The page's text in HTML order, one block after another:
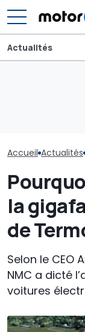
Actualités
Accueil Actualités
la
de
Selon le CEO
NMC a dicté
voitures